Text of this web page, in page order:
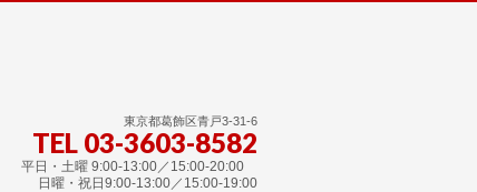
東京都葛飾区青戸3-31-6
TEL 03-3603-8582
平日・土曜 9:00-13:00／15:00-20:00
日曜・祝日9:00-13:00／15:00-19:00